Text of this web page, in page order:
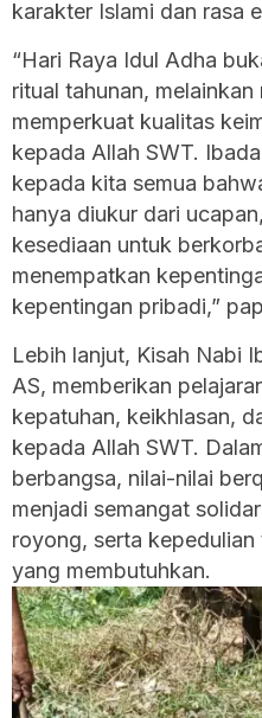
karakter Islami dan rasa
“Hari Raya Idul Adha
ritual tahunan,
memperkuat kualitas
kepada Allah SWT.
kepada kita semua
hanya diukur dari
kesediaan untuk
menempatkan
kepentingan pribadi,”
Lebih lanjut, Kisah Nabi
AS, memberikan
kepatuhan, keikhlasan,
kepada Allah SWT.
berbangsa, nilai-nilai
menjadi semangat
royong, serta
yang membutuhkan.